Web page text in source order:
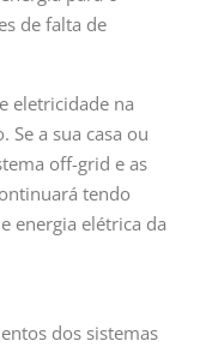
de falta de
eletricidade na
a sua casa ou
off-grid e as
tendo
energia elétrica da
dos sistemas